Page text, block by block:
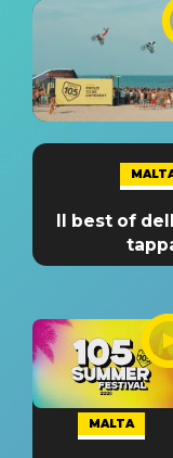
Il best of
MALTA